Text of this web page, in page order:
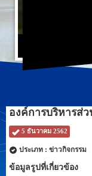
องค์การบริหารส่
5 ธันวาคม 2562
ประเภท : ข่าวกิจกรรม
ข้อมูลรูปที่เกี่ยวข้อง